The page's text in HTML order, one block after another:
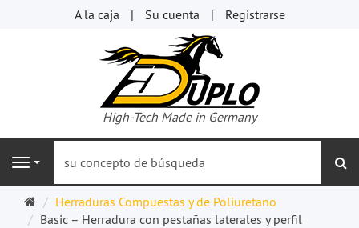
A la caja Su cuenta Registrarse
High-Tech Made in Germany
Navigation
Página
de
Herraduras Compuestas y de Poliuretano
Basic – Herradura con pestañas laterales y perfil